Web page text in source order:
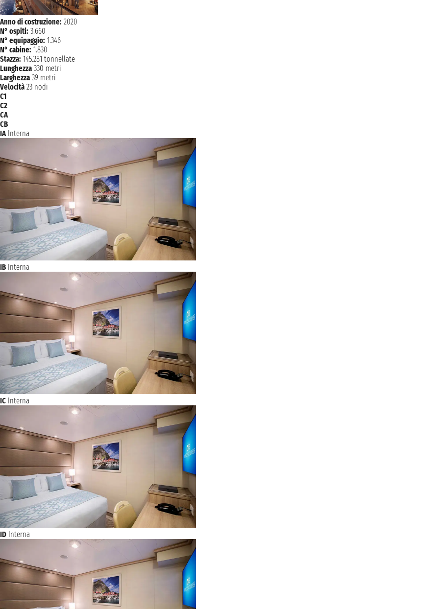
Anno di costruzione: 2020
N° ospiti: 3.660
N° equipaggio: 1.346
N° cabine: 1.830
Stazza: 145.281 tonnellate
Lunghezza 330 metri
Larghezza 39 metri
Velocità 23 nodi
C1
C2
CA
CB
IA Interna
IB Interna
IC Interna
ID Interna